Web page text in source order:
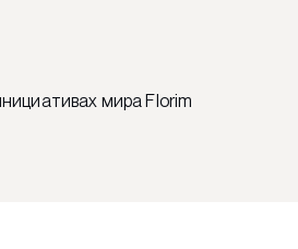
мира Florim